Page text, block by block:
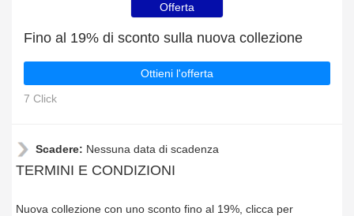
Offerta
Fino al 19% di sconto sulla nuova collezione
Ottieni l'offerta
7 Click
Scadere: Nessuna data di scadenza
TERMINI E CONDIZIONI
Nuova collezione con uno sconto fino al 19%, clicca per